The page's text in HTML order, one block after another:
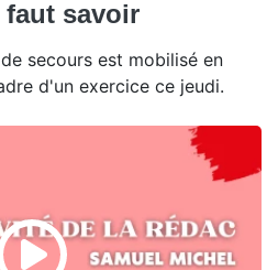
savoir
secours est mobilisé en
d'un exercice ce jeudi.